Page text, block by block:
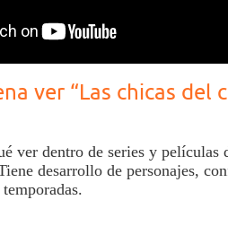
ver “Las chicas del
verdentro de series y películas
desarrollo de personajes,